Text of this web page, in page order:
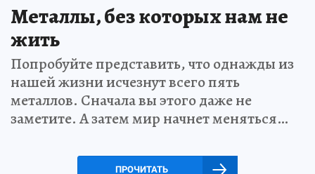
Металлы, без которых нам не
жить
Попробуйте представить, что однажды из
нашей жизни исчезнут всего пять
металлов. Сначала вы этого даже не
заметите. А затем мир начнет меняться…
ПРОЧИТАТЬ